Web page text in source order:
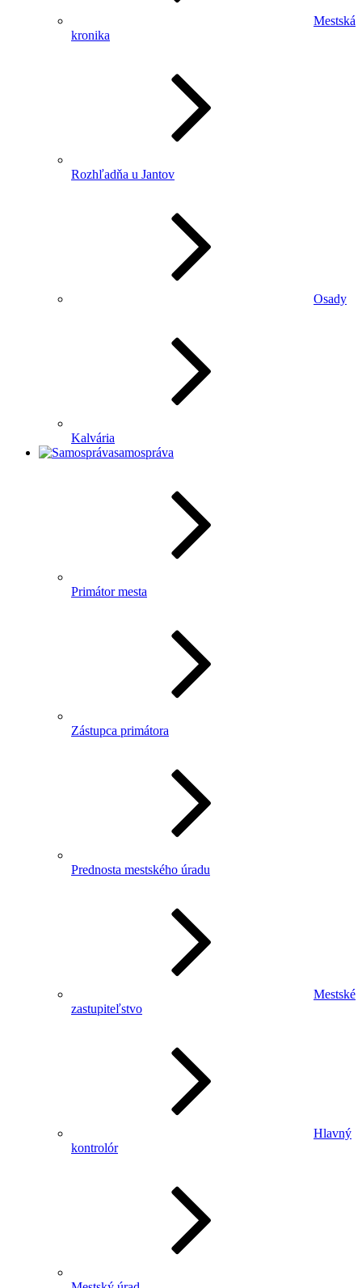
Mestská
kronika
Rozhľadňa u Jantov
Osady
Kalvária
samospráva
Primátor mesta
Zástupca primátora
Prednosta mestského úradu
Mestské
zastupiteľstvo
Hlavný
kontrolór